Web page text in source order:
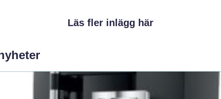
Läs fler inlägg här